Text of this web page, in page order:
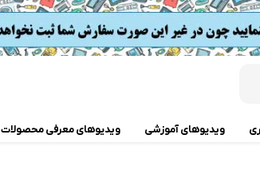
ویدیوهای آموزشی ویدیوهای معرفی محصولات